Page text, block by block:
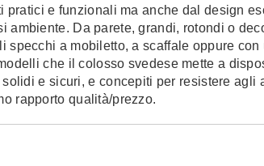
pratici e funzionali ma anche dal design
ambiente. Da parete, grandi, rotondi o
specchi a mobiletto, a scaffale oppure
che il colosso svedese mette a
e sicuri, e concepiti per resistere agli
rapporto qualità/prezzo.